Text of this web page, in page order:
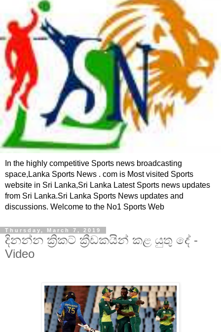
In the highly competitive Sports news broadcasting
space,Lanka Sports News . com is Most visited Sports
website in Sri Lanka,Sri Lanka Latest Sports news updates
from Sri Lanka.Sri Lanka Sports News updates and
discussions. Welcome to the No1 Sports Web
Thursday, March 7, 2019
දිනන්න ක්‍රිකට් ක්‍රීඩකයින් කළ යුතු දේ -
Video